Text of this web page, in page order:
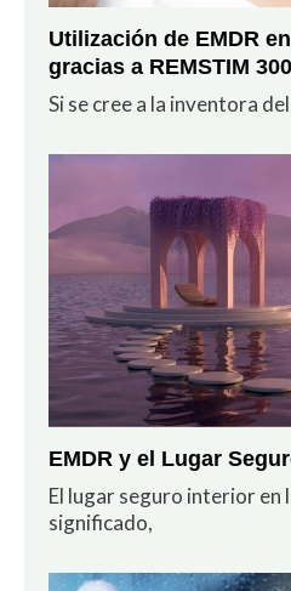
Utilización de EMDR
gracias a REMSTIM
Si se cree a la inventora
EMDR y el Lugar
El lugar seguro interior en
significado,